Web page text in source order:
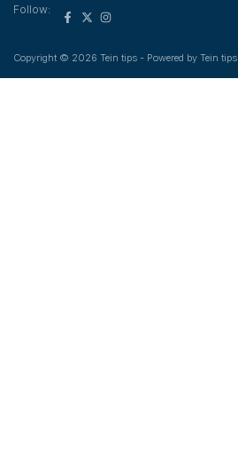
Copyright © 2026 Tein tips - Powered by Tein tips
Follow: